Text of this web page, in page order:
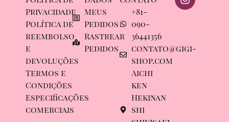
Privacidade
Política de
reembolso
e
devoluções
Termos e
Condições
Especificações
comerciais
Meus
Pedidos
Rastrear
Pedidos
+81-
090-
36441356
contato@gigi-
shop.com
Aichi
ken
Hekinan
shi